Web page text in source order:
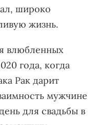
широко
жизнь.
влюбленных
года, когда
Рак дарит
мужчине
для свадьбы в